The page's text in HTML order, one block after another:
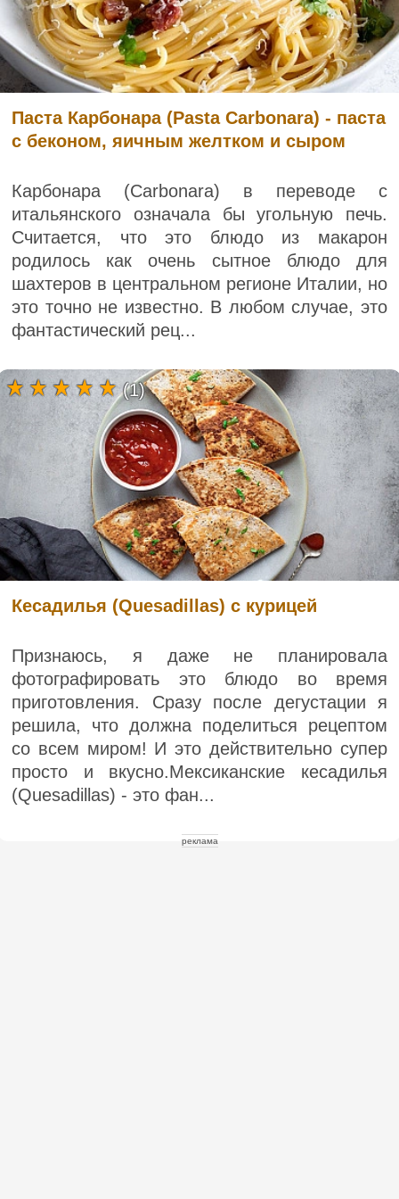
Паста Карбонара (Pasta Carbonara) - паста
с беконом, яичным желтком и сыром
Карбонара (Carbonara) в переводе с
итальянского означала бы угольную печь.
Считается, что это блюдо из макарон
родилось как очень сытное блюдо для
шахтеров в центральном регионе Италии, но
это точно не известно. В любом случае, это
фантастический рец...
Кесадилья (Quesadillas) с курицей
Признаюсь, я даже не планировала
фотографировать это блюдо во время
приготовления. Сразу после дегустации я
решила, что должна поделиться рецептом
со всем миром! И это действительно супер
просто и вкусно.Мексиканские кесадилья
(Quesadillas) - это фан...
(1)
реклама